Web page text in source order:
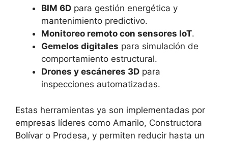
BIM 6D para gestión energética y
mantenimiento predictivo.
Monitoreo remoto con sensores IoT.
Gemelos digitales para simulación de
comportamiento estructural.
Drones y escáneres 3D para
inspecciones automatizadas.
Estas herramientas ya son implementadas por
empresas líderes como Amarilo, Constructora
Bolívar o Prodesa, y permiten reducir hasta un